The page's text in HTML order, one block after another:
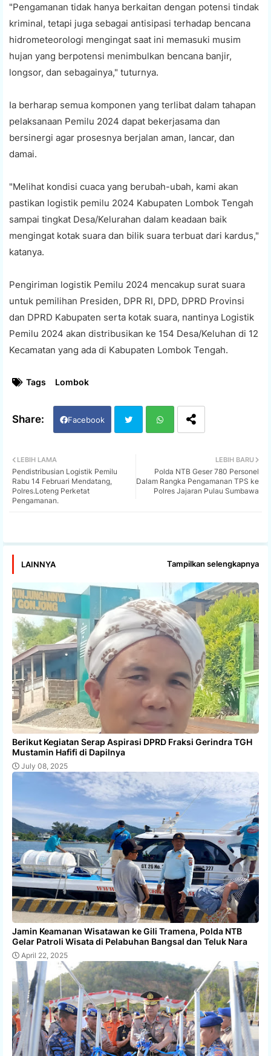
"Pengamanan tidak hanya berkaitan dengan potensi tindak
kriminal, tetapi juga sebagai antisipasi terhadap bencana
hidrometeorologi mengingat saat ini memasuki musim
hujan yang berpotensi menimbulkan bencana banjir,
longsor, dan sebagainya," tuturnya.
Ia berharap semua komponen yang terlibat dalam tahapan
pelaksanaan Pemilu 2024 dapat bekerjasama dan
bersinergi agar prosesnya berjalan aman, lancar, dan
damai.
"Melihat kondisi cuaca yang berubah-ubah, kami akan
pastikan logistik pemilu 2024 Kabupaten Lombok Tengah
sampai tingkat Desa/Kelurahan dalam keadaan baik
mengingat kotak suara dan bilik suara terbuat dari kardus,"
katanya.
Pengiriman logistik Pemilu 2024 mencakup surat suara
untuk pemilihan Presiden, DPR RI, DPD, DPRD Provinsi
dan DPRD Kabupaten serta kotak suara, nantinya Logistik
Pemilu 2024 akan distribusikan ke 154 Desa/Keluhan di 12
Kecamatan yang ada di Kabupaten Lombok Tengah.
Tags Lombok
Facebook
ats
LEBIH BARU
Polda NTB Geser 780 Personel
Dalam Rangka Pengamanan TPS ke
Polres Jajaran Pulau Sumbawa
LEBIH LAMA
Pendistribusian Logistik Pemilu
Rabu 14 Februari Mendatang,
Polres.Loteng Perketat
Pengamanan.
LAINNYA Tampilkan selengkapnya
Berikut Kegiatan Serap Aspirasi DPRD Fraksi Gerindra TGH
Mustamin Hafifi di Dapilnya
July 08, 2025
Jamin Keamanan Wisatawan ke Gili Tramena, Polda NTB
Gelar Patroli Wisata di Pelabuhan Bangsal dan Teluk Nara
April 22, 2025